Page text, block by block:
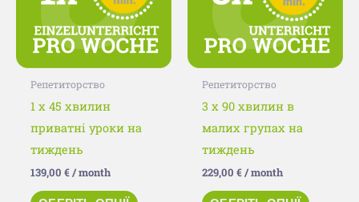
Репетиторство
1 x 45 хвилин
приватні уроки на
тиждень
139,00 €/ month
варіантів.
Параметри
можна
Репетиторство
3 x 90 хвилин в
малих групах на
тиждень
229,00 €/ month
можна